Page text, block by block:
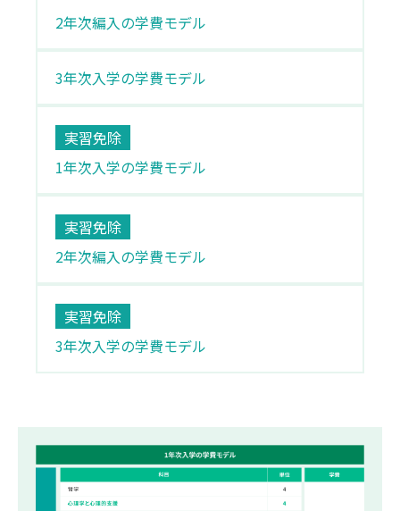
2年次編入の学費モデル
3年次入学の学費モデル
実習免除
1年次入学の学費モデル
実習免除
2年次編入の学費モデル
実習免除
3年次入学の学費モデル